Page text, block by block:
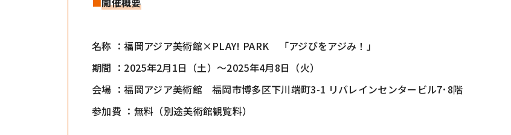
名称 ：福岡アジア美術館×PLAY! PARK 「アジびをアジみ！」
期間 ：2025年2月1日（土）～2025年4月8日（火）
会場 ：福岡アジア美術館 福岡市博多区下川端町3-1 リバレインセンタービル7･8階
参加費 ：無料（別途美術館観覧料）